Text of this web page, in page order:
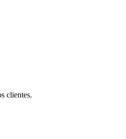
clientes.